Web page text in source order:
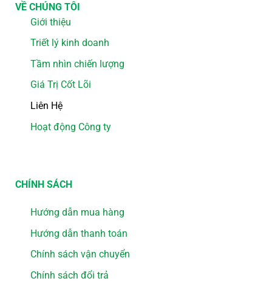
VỀ CHÚNG TÔI
Giới thiệu
Triết lý kinh doanh
Tầm nhìn chiến lượng
Giá Trị Cốt Lõi
Liên Hệ
Hoạt động Công ty
CHÍNH SÁCH
Hướng dẫn mua hàng
Hướng dẫn thanh toán
Chính sách vận chuyển
Chính sách đổi trả